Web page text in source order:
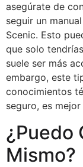
asegúrate de
seguir un
Scenic. Esto
que solo
suele ser más
embargo, este
conocimientos
seguro, es
¿Puedo
Mismo?